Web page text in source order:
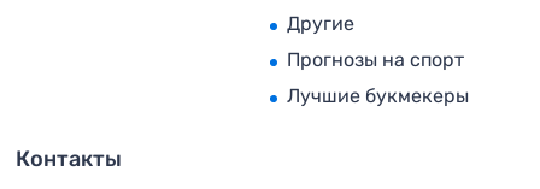
Другие
Прогнозы на спорт
Лучшие букмекеры
Контакты